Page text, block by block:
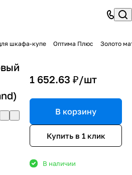
шкафа-купе Оптима Плюс Золото
1 652.63 ₽/шт
В корзину
Купить в 1 клик
В наличии